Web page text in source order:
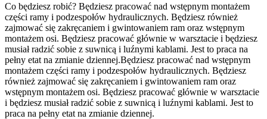
Co będziesz robić? Będziesz pracować nad wstępnym montażem
części ramy i podzespołów hydraulicznych. Będziesz również
zajmować się zakręcaniem i gwintowaniem ram oraz wstępnym
montażem osi. Będziesz pracować głównie w warsztacie i będziesz
musiał radzić sobie z suwnicą i luźnymi kablami. Jest to praca na
pełny etat na zmianie dziennej.Będziesz pracować nad wstępnym
montażem części ramy i podzespołów hydraulicznych. Będziesz
również zajmować się zakręcaniem i gwintowaniem ram oraz
wstępnym montażem osi. Będziesz pracować głównie w warsztacie
i będziesz musiał radzić sobie z suwnicą i luźnymi kablami. Jest to
praca na pełny etat na zmianie dziennej.